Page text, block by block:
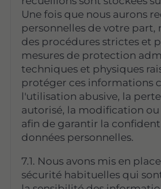
Une fois que nous aurons
personnelles de votre part,
des procédures strictes et
mesures de protection
techniques et physiques
protéger ces informations
l'utilisation abusive, la
autorisé, la modification
afin de garantir la
données personnelles.
7.1. Nous avons mis en
sécurité habituelles qui